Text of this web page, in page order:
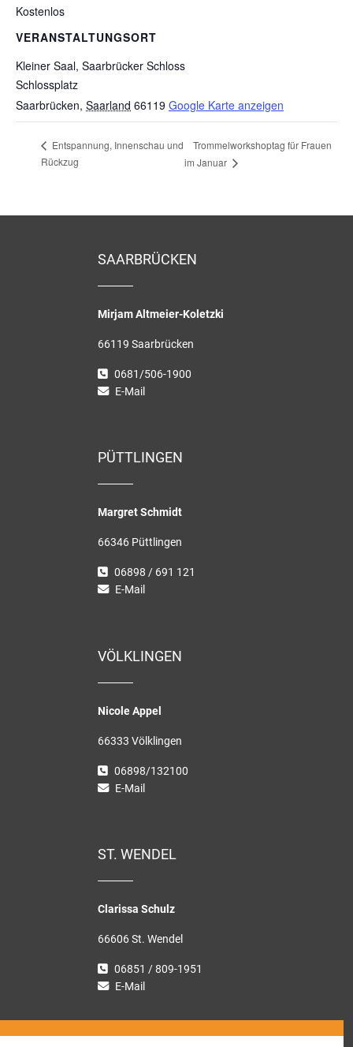
Kostenlos
VERANSTALTUNGSORT
Kleiner Saal, Saarbrücker Schloss
Schlossplatz
Saarbrücken, Saarland 66119 Google Karte anzeigen
Entspannung, Innenschau und
Rückzug
Trommelworkshoptag für Frauen
im Januar
SAARBRÜCKEN
Mirjam Altmeier-Koletzki
66119 Saarbrücken
0681/506-1900
E-Mail
PÜTTLINGEN
Margret Schmidt
66346 Püttlingen
06898 / 691 121
E-Mail
VÖLKLINGEN
Nicole Appel
66333 Völklingen
06898/132100
E-Mail
ST. WENDEL
Clarissa Schulz
66606 St. Wendel
06851 / 809-1951
E-Mail